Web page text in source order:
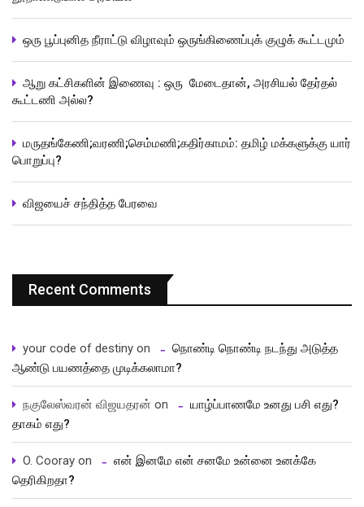
ஒரு பூப்புனித நீராட்டு விழாவும் ஒருங்கிணைப்புக் குழுக் கூட்டமும்
ஆறு கட்சிகளின் இணைவு : ஒரு மேடைதான், அரசியல் தேர்தல்
கூட்டணி அல்ல?
மருதங்கேணி;வரணி;செம்மணி;கதிர்காமம்: தமிழ் மக்களுக்கு யார்
பொறுப்பு?
விஜயைச் சந்தித்த பேரவை
Recent Comments
your code of destiny on
நொண்டி நொண்டி நடந்து அடுத்த
ஆண்டு பயணத்தை முடிக்கலாமா?
நகுலேஸ்வரன் விஜயதரன் on
யாழ்ப்பாணமே உனது பசி எது?
தாகம் எது?
O. Cooray on
என் இனமே என் சனமே உன்னை உனக்கே
தெரிகிறதா?